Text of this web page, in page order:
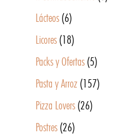
Lácteos (6)
Licores (18)
Packs y Ofertas (5)
Pasta y Arroz (157)
Pizza Lovers (26)
Postres (26)